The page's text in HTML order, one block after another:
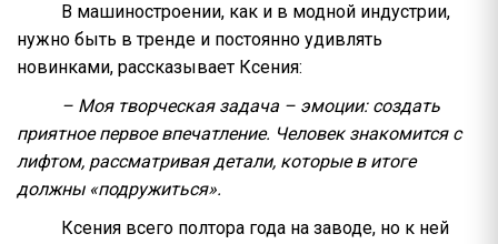
В машиностроении, как и в модной индустрии,
нужно быть в тренде и постоянно удивлять
новинками, рассказывает Ксения:
– Моя творческая задача – эмоции: создать
приятное первое впечатление. Человек знакомится с
лифтом, рассматривая детали, которые в итоге
должны «подружиться».
Ксения всего полтора года на заводе, но к ней